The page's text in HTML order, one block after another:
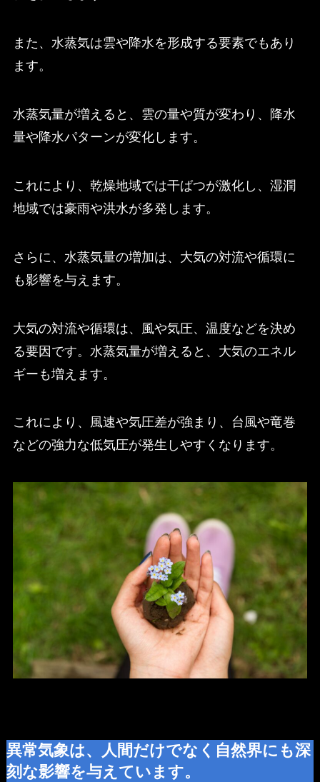
また、水蒸気は雲や降水を形成する要素でもあり
ます。
水蒸気量が増えると、雲の量や質が変わり、降水
量や降水パターンが変化します。
これにより、乾燥地域では干ばつが激化し、湿潤
地域では豪雨や洪水が多発します。
さらに、水蒸気量の増加は、大気の対流や循環に
も影響を与えます。
大気の対流や循環は、風や気圧、温度などを決め
る要因です。水蒸気量が増えると、大気のエネル
ギーも増えます。
これにより、風速や気圧差が強まり、台風や竜巻
などの強力な低気圧が発生しやすくなります。
異常気象は、人間だけでなく自然界にも深
刻な影響を与えています。